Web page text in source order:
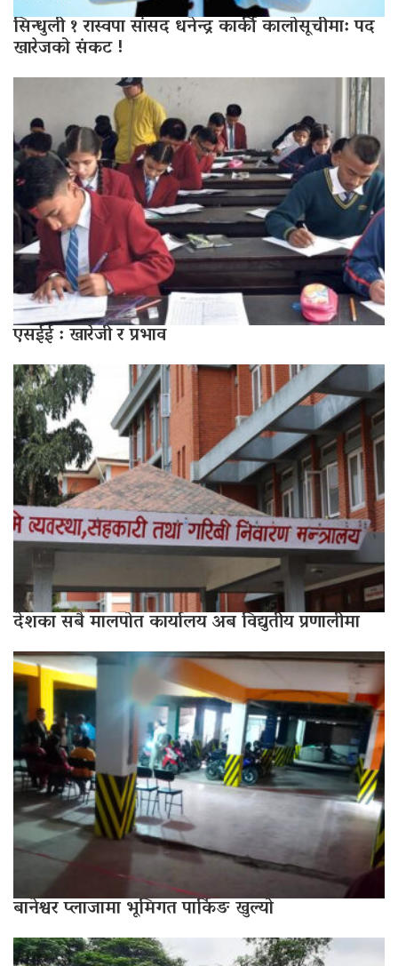
सिन्धुली १ रास्वपा सांसद धनेन्द्र कार्की कालोसूचीमा: पद
खारेजको संकट !
एसईई : खारेजी र प्रभाव
देशका सबै मालपोत कार्यालय अब विद्युतीय प्रणालीमा
बानेश्वर प्लाजामा भूमिगत पार्किङ खुल्यो